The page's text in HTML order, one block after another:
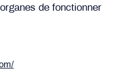
de fonctionner